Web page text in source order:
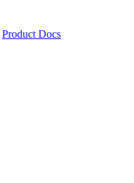
Product Docs